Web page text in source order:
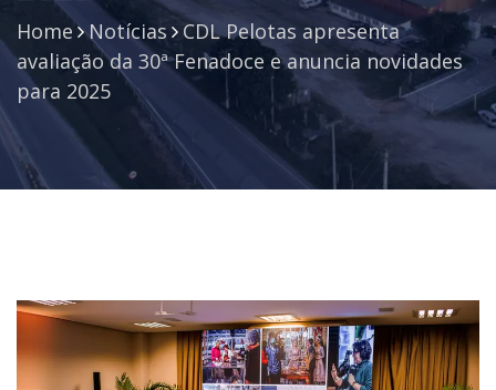
Home Notícias
CDL Pelotas apresenta
avaliação da 30ª Fenadoce e anuncia novidades
para 2025